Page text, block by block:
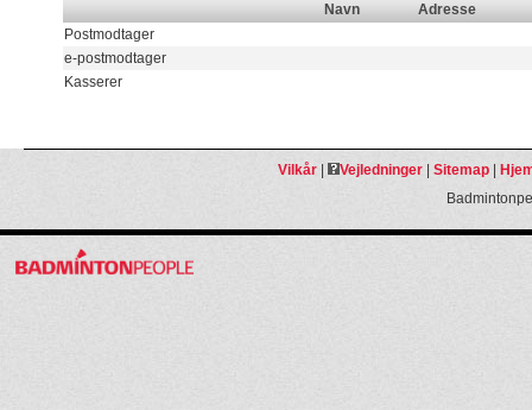
Navn
Adresse
Postmodtager
e-postmodtager
Kasserer
Vilkår| Vejledninger| Sitemap|